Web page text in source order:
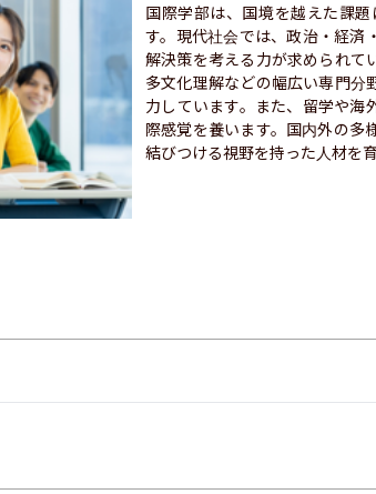
国際学部は、国境を越えた課
す。現代社会では、政治・経済
解決策を考える力が求められて
多文化理解などの幅広い専門分
力しています。また、留学や海
際感覚を養います。国内外の多
結びつける視野を持った人材を育